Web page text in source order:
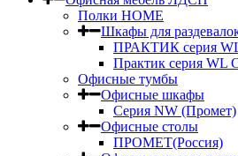
Полки HOME
Шкафы для
ПРАКТИК серия
Практик серия WL
Офисные тумбы
Офисные шкафы
Серия NW (Промет)
Офисные столы
ПРОМЕТ(Россия)